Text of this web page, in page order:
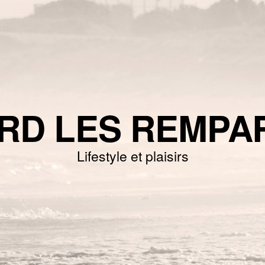
LES
Lifestyle et plaisirs